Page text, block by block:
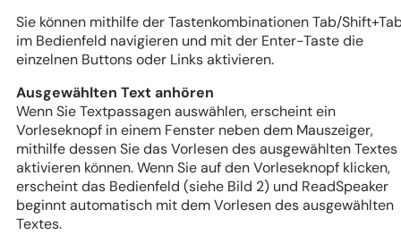
Sie können mithilfe der Tastenkombinationen Tab/
im Bedienfeld navigieren und mit der Enter-Taste die
einzelnen Buttons oder Links aktivieren.
Ausgewählten Text anhören
Wenn Sie Textpassagen auswählen, erscheint ein
Vorleseknopf in einem Fenster neben dem Mauszeiger,
mithilfe dessen Sie das Vorlesen des ausgewählten Textes
aktivieren können. Wenn Sie auf den Vorleseknopf klicken,
erscheint das Bedienfeld (siehe Bild 2) und ReadSpeaker
beginnt automatisch mit dem Vorlesen des ausgewählten
Textes.